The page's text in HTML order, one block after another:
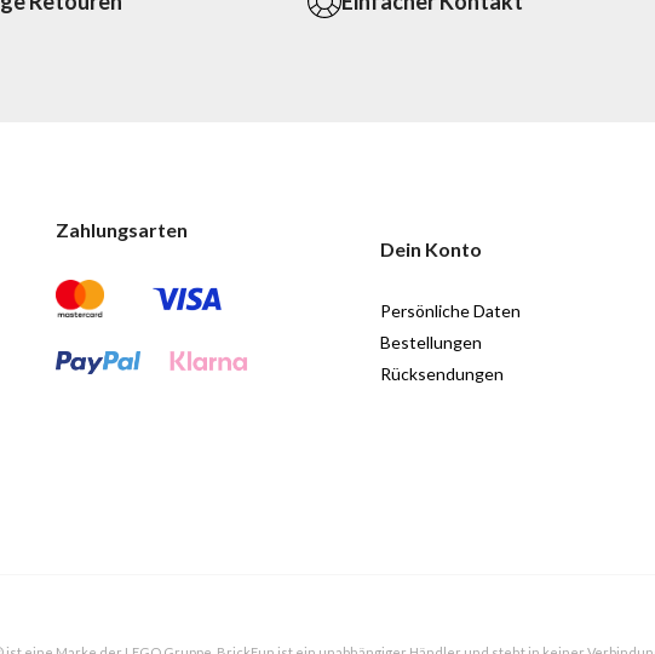
Zahlungsarten
Dein Konto
Persönliche Daten
Bestellungen
Rücksendungen